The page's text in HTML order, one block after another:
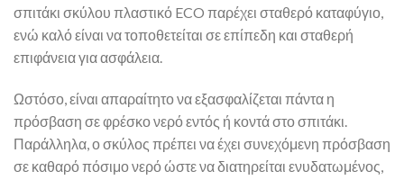
σπιτάκι σκύλου πλαστικό ECO παρέχει σταθερό καταφύγιο,
ενώ καλό είναι να τοποθετείται σε επίπεδη και σταθερή
επιφάνεια για ασφάλεια.
Ωστόσο, είναι απαραίτητο να εξασφαλίζεται πάντα η
πρόσβαση σε φρέσκο νερό εντός ή κοντά στο σπιτάκι.
Παράλληλα, ο σκύλος πρέπει να έχει συνεχόμενη πρόσβαση
σε καθαρό πόσιμο νερό ώστε να διατηρείται ενυδατωμένος,